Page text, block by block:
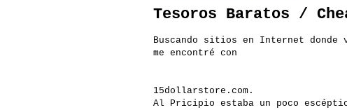
Tesoros Baratos /
Buscando sitios en Internet donde
me encontré con
15dollarstore . com .
Al Pricipio estaba un poco